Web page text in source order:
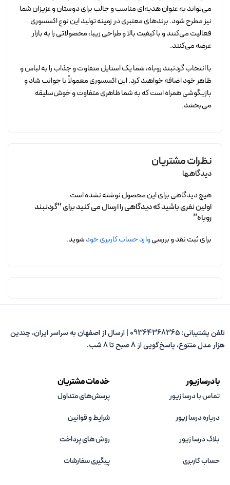
می‌تواند به عنوان هدیه‌ای مناسب و جالب برای دوستان و عزیزان شما
نیز مطرح شود. برندهای معتبری در زمینه تولید این نوع اکسسوری
فعالیت می‌کنند و با کیفیت بالا و طراحی زیبا، محصولاتی را به بازار
عرضه می‌کنند.
با انتخاب گردنبند روباه، شما یک استایل متفاوت و جذاب را به لباس و
ظاهر خود اضافه خواهید کرد. این اکسسوری معمولاً با جوانب شاد و
بازیگوشی همراه است که به شما ظاهری متفاوت و خوش‌سلیقه
می‌بخشد.
نظرات مشتریان
دیدگاهها
هیچ دیدگاهی برای این محصول نوشته نشده است.
اولین نفری باشید که دیدگاهی را ارسال می کنید برای “گردنبند
روباه”
برای ثبت نقد و بررسیوارد حساب کاربری خودشوید.
تلفن پشتیبانی: 09364368365 | ارسال از اصفهان به سراسر ایران، چندین
هزار مدل متنوع، پاسخ‌گویی از 8 صبح تا 8 شب.
با درسا زیور
تماس با درسا زیور
درباره درسا زیور
بلاگ درسا زیور
حساب کاربری
خدمات مشتریان
پرسش‌های متداول
شرایط و قوانین
روش های پرداخت
پیگیری سفارشات